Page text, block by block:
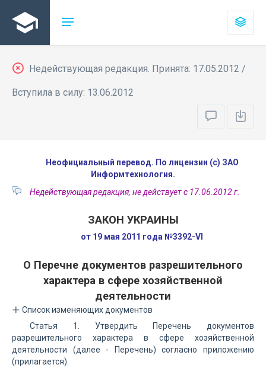
Недействующая редакция. Принята: 17.05.2012 /
Вступила в силу: 13.06.2012
Неофициальный перевод. По лицензии (с) ЗАО
Информтехнология.
Недействующая редакция, не действует с 17.06.2012 г.
ЗАКОН УКРАИНЫ
от 19 мая 2011 года №3392-VI
О Перечне документов разрешительного
характера в сфере хозяйственной
деятельности
Список изменяющих документов
Статья 1. Утвердить Перечень документов
разрешительного характера в сфере хозяйственной
деятельности (далее - Перечень) согласно приложению
(прилагается).